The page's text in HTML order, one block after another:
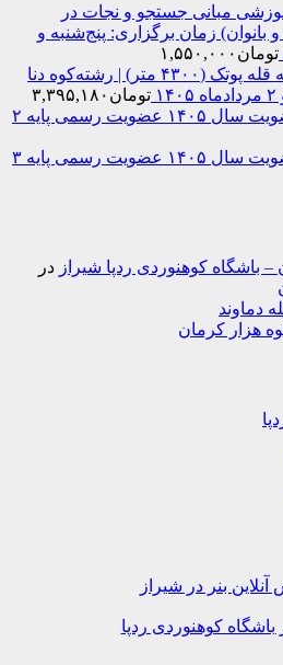
جستجو و نجات در
زمان برگزاری: پنج‌شنبه و
صعود به قله پوتک (۴۳۰۰ متر) | رشته‌کوه دنا
تومان ۳,۳۹۵,۱۸۰
۲
۳
ردپا شیراز در